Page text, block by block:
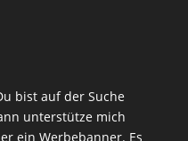
bist auf der Suche
unterstütze mich
ein Werbebanner. Es